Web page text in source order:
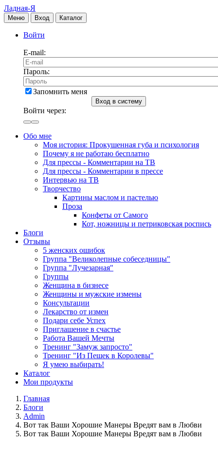
Ладная-Я
Меню Вход Каталог
Войти
E-mail:
Пароль:
Запомнить меня
Вход в систему
Войти через:
Обо мне
Моя история: Прокушенная губа и психология
Почему я не работаю бесплатно
Для прессы - Комментарии на ТВ
Для прессы - Комментарии в прессе
Интервью на ТВ
Творчество
Картины маслом и пастелью
Проза
Конфеты от Самого
Кот, ножницы и петриковская роспись
Блоги
Отзывы
5 женских ошибок
Группа "Великолепные собеседницы"
Группа "Лучезарная"
Группы
Женщина в бизнесе
Женщины и мужские измены
Консультации
Лекарство от измен
Подари себе Успех
Приглашение в счастье
Работа Вашей Мечты
Тренинг "Замуж запросто"
Тренинг "Из Пешек в Королевы"
Я умею выбирать!
Каталог
Мои продукты
Главная
Блоги
Admin
Вот так Ваши Хорошие Манеры Вредят вам в Любви
Вот так Ваши Хорошие Манеры Вредят вам в Любви